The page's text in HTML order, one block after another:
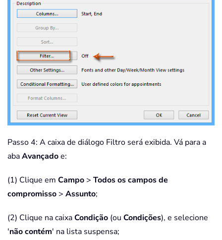
Passo 4: A caixa de diálogo Filtro será exibida. Vá para a
abaAvançadoe:
(1) Clique em Campo > Todos os campos de
compromisso > Assunto;
(2) Clique na caixaCondição (ou Condições), e selecione
'não contém' na lista suspensa;